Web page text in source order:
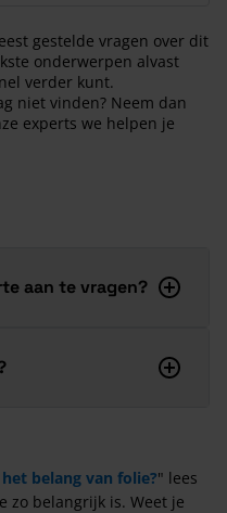
gestelde vragen over dit
onderwerpen alvast
verder kunt.
niet vinden? Neem dan
experts we helpen je
aan te vragen?
belang van folie?" lees
zo belangrijk is. Weet je